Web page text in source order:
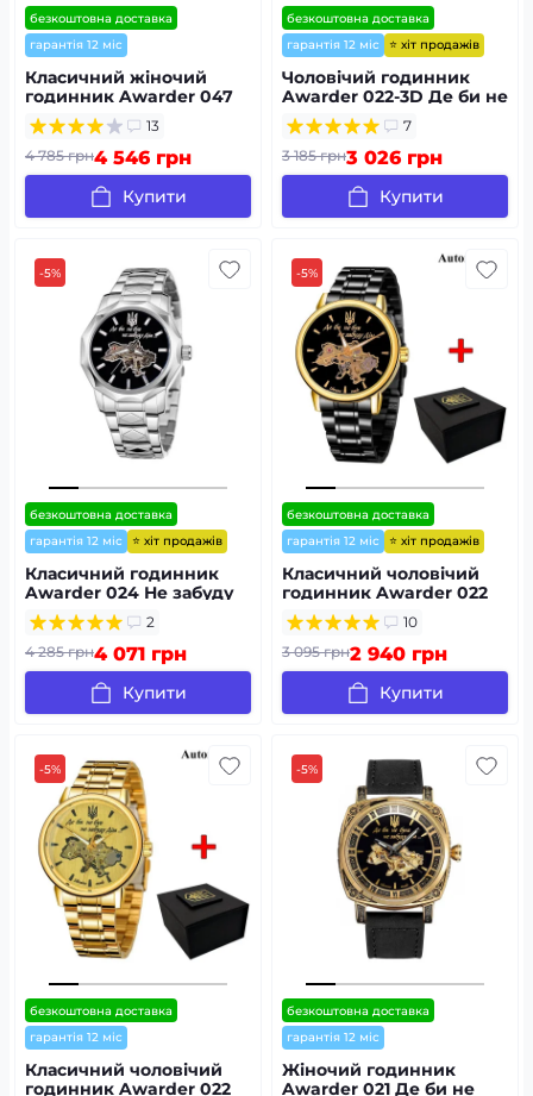
безкоштовна доставка
гарантія 12 міс
Класичний жіночий
годинник Awarder 047
Де би не була13
4 785 грн4 546 грн
Купити
безкоштовна доставка
гарантія 12 міс
⭐ хіт продажів
Чоловічий годинник
Awarder 022-3D Де би не
був All Black Automatic
7
3 185 грн3 026 грн
Купити
-5%
безкоштовна доставка
гарантія 12 міс
⭐ хіт продажів
Класичний годинник
Awarder 024 Не забуду
дім Silver-Black2
4 285 грн4 071 грн
Купити
-5%
безкоштовна доставка
гарантія 12 міс
⭐ хіт продажів
Класичний чоловічий
годинник Awarder 022
Black-Gold Automatics
Metall Не Забуду Дім
10
3 095 грн2 940 грн
Купити
-5%
безкоштовна доставка
гарантія 12 міс
Класичний чоловічий
годинник Awarder 022
-5%
безкоштовна доставка
гарантія 12 міс
Жіночий годинник
Awarder 021 Де би не